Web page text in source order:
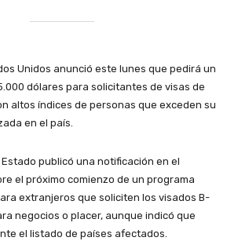
Unidos anunció este lunes que pedirá un
dólares para solicitantes de visas de
altos índices de personas que exceden su
en el país.
publicó una notificación en el
el próximo comienzo de un programa
extranjeros que soliciten los visados B-
negocios o placer, aunque indicó que
el listado de países afectados.